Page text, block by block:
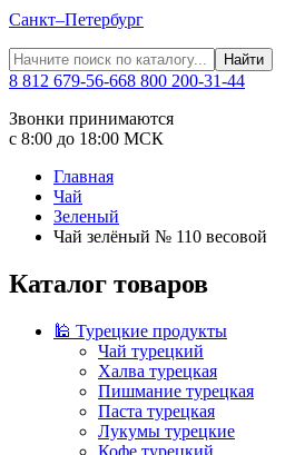
Санкт–Петербург
Найти
8 812 679-56-668 800 200-31-44
Звонки принимаются
с 8:00 до 18:00 МСК
Главная
Чай
Зеленый
Чай зелёный № 110 весовой
Каталог товаров
🕌 Турецкие продукты
Чай турецкий
Халва турецкая
Пишмание турецкая
Паста турецкая
Лукумы турецкие
Кофе турецкий